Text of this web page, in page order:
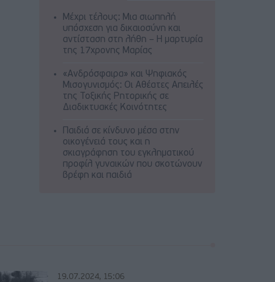
Μέχρι τέλους: Μια σιωπηλή
υπόσχεση για δικαιοσύνη και
αντίσταση στη λήθη – Η μαρτυρία
της 17χρονης Μαρίας
«Ανδρόσφαιρα» και Ψηφιακός
Μισογυνισμός: Οι Αθέατες Απειλές
της Τοξικής Ρητορικής σε
Διαδικτυακές Κοινότητες
Παιδιά σε κίνδυνο μέσα στην
οικογένειά τους και η
σκιαγράφηση του εγκληματικού
προφίλ γυναικών που σκοτώνουν
βρέφη και παιδιά
19.07.2024, 15:06